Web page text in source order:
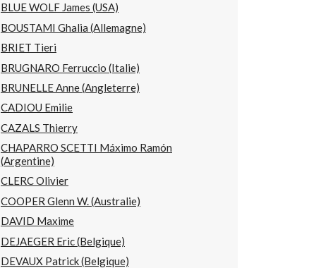
BLUE WOLF James (USA)
BOUSTAMI Ghalia (Allemagne)
BRIET Tieri
BRUGNARO Ferruccio (Italie)
BRUNELLE Anne (Angleterre)
CADIOU Emilie
CAZALS Thierry
CHAPARRO SCETTI Máximo Ramón
(Argentine)
CLERC Olivier
COOPER Glenn W. (Australie)
DAVID Maxime
DEJAEGER Eric (Belgique)
DEVAUX Patrick (Belgique)